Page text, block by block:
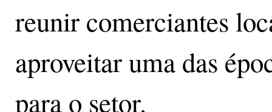
reunir comerciantes
aproveitar uma das
para o setor.